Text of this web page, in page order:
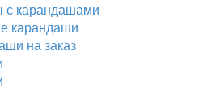
с карандашами
карандаши
на заказ